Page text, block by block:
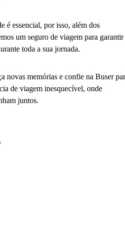
é essencial, por isso, além dos
um seguro de viagem para garantir
toda a sua jornada.
novas memórias e confie na Buser
de viagem inesquecível, onde
juntos.